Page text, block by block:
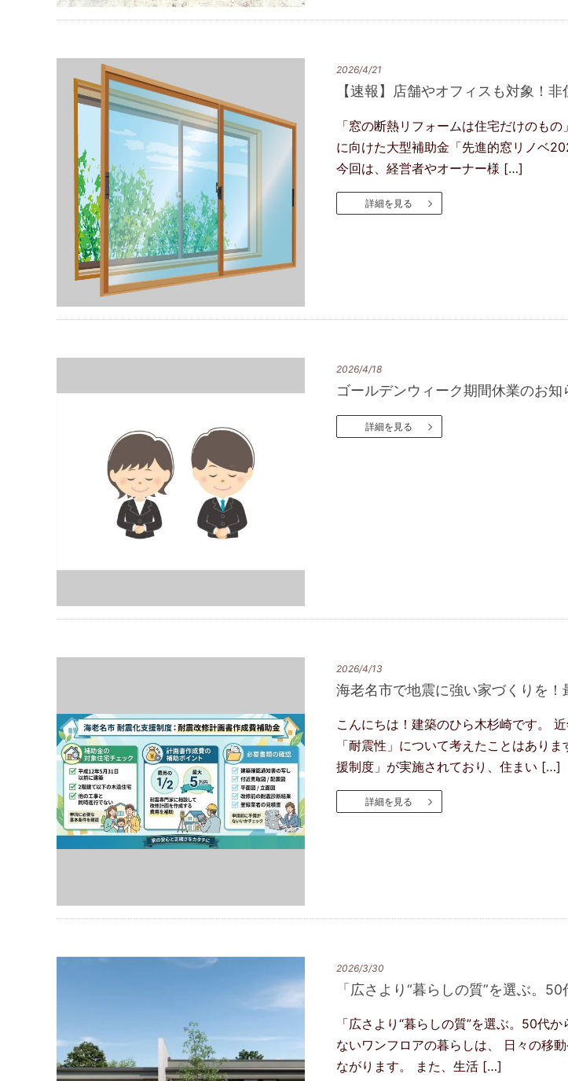
2026/4/21
【速報】店舗やオフィスも対象！
「窓の断熱リフォームは住宅だけのも
に向けた大型補助金「先進的窓リノベ
今回は、経営者やオーナー様 […]
詳細を見る
2026/4/18
ゴールデンウィーク期間休業のお知
詳細を見る
2026/4/13
海老名市で地震に強い家づくりを
こんにちは！建築のひら木杉崎です。
「耐震性」について考えたことはあり
援制度」が実施されており、住まい […]
詳細を見る
2026/3/30
「広さより“暮らしの質”を選ぶ。
「広さより“暮らしの質”を選ぶ。50代
ないワンフロアの暮らしは、 日々の移
ながります。 また、生活 […]